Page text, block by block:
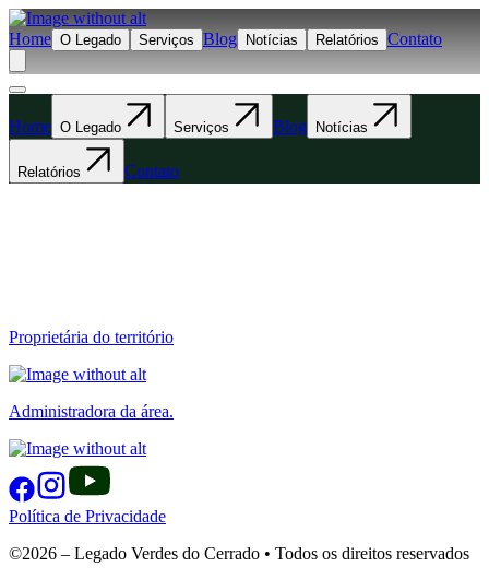
Home O Legado Serviços Blog Notícias Relatórios Contato
Home O Legado Serviços Blog Notícias
Relatórios Contato
Proprietária do território
Administradora da área.
Política de Privacidade
©2026 – Legado Verdes do Cerrado • Todos os direitos reservados